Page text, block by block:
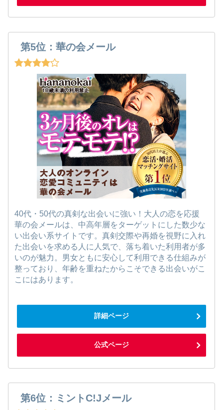
第5位：華の会メール
40代・50代の真剣な出会いに強い！大人の恋を応援
華の会メールは、中高年層をターゲットにした数少な
い出会い系サイトです。真剣交際や再婚を視野に入れ
た出会いを求める人に人気で、落ち着いた利用者が多
いのが魅力。男女ともに安心して利用できる仕組みが
整っており、年齢を重ねたからこそできる出会いがこ
こにはあります。
詳細ページ
公式ページ
第6位：ミントC!Jメール